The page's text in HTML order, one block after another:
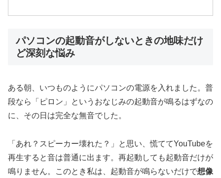
パソコンの起動音がしないときの地味だけ
ど深刻な悩み
ある朝、いつものようにパソコンの電源を入れました。普
段なら「ピロン」というおなじみの起動音が鳴るはずなの
に、その日は完全な無音でした。
「あれ？スピーカー壊れた？」と思い、慌ててYouTubeを
再生すると音は普通に出ます。再起動しても起動音だけが
鳴りません。このとき私は、起動音が鳴らないだけで想像